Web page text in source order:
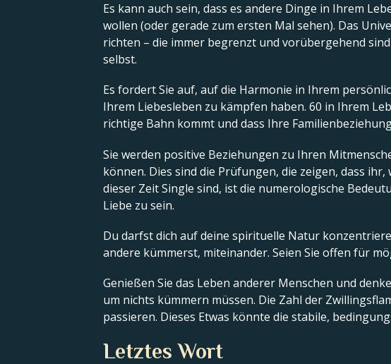
Es kann auch sein, dass es andere Dinge in Ihrem
wollen (oder gerade zum ersten Mal sehen). Das
richten – die immer begrenzt und vorübergehend
selbst.
Es fordert Sie auf, auf die Harmonie in Ihrem
Ihrem Liebesleben zu kämpfen haben. 60 in Ihrem
richtige Bahn kommt und dass Ihre
Sie werden positive Beziehungen zu Ihren
können. Dies sind die Prüfungen, die zeigen, dass
dieser Zeit Single sind, ist die numerologische
Liebe zu sein.
Du darfst dich auf deine spirituelle Natur
andere kümmerst, miteinander. Seien Sie offen für
Genießen Sie das Leben anderer Menschen und
um nichts kümmern müssen. Die Zahl der
passieren. Dieses Etwas könnte die stabile,
Letztes Wort